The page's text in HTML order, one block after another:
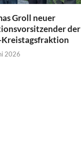
Groll neuer
der
Kreistagsfraktion
2026